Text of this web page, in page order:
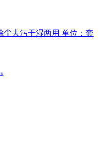
尘去污干湿两用 单位：套
多